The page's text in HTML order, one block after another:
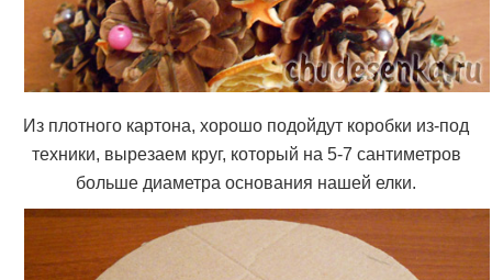
Из плотного картона, хорошо подойдут коробки из-под
техники, вырезаем круг, который на 5-7 сантиметров
больше диаметра основания нашей елки.